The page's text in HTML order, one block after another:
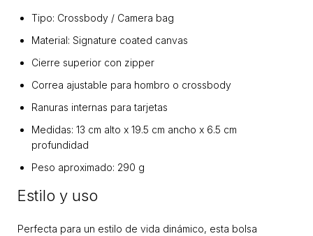
Tipo: Crossbody / Camera bag
Material: Signature coated canvas
Cierre superior con zipper
Correa ajustable para hombro o crossbody
Ranuras internas para tarjetas
Medidas: 13 cm alto x 19.5 cm ancho x 6.5 cm
profundidad
Peso aproximado: 290 g
Estilo y uso
Perfecta para un estilo de vida dinámico, esta bolsa